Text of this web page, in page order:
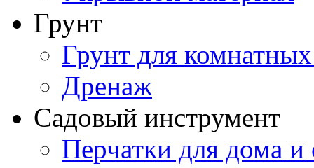
Грунт
Грунт для
Дренаж
Садовый инструмент
Перчатки для дома и